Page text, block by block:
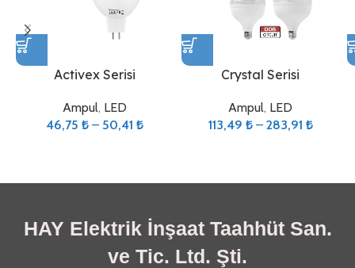
Activex Serisi
Ampul, LED
46,75 ₺ – 50,41 ₺
Crystal Serisi
Ampul, LED
113,49 ₺ – 283,91 ₺
HAY Elektrik İnşaat Taahhüt San.
ve Tic. Ltd. Şti.